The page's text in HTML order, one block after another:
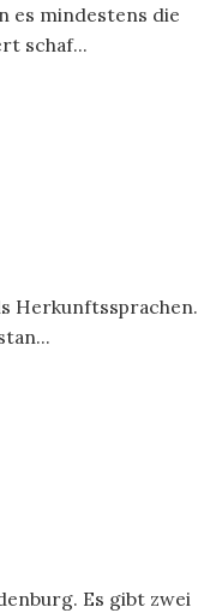
es mindestens die
schaf...
Herkunftssprachen.
Es gibt zwei